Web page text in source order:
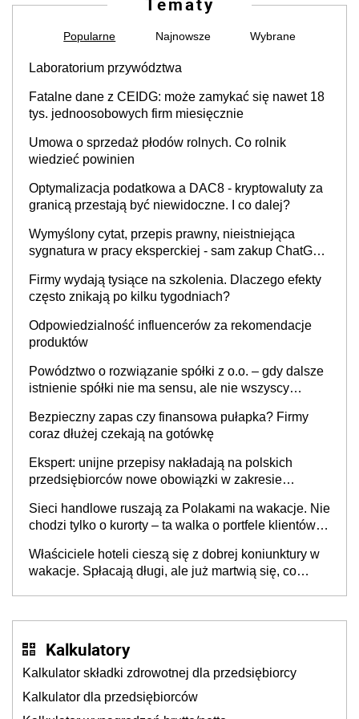
Popularne Najnowsze Wybrane
Laboratorium przywództwa
Fatalne dane z CEIDG: może zamykać się nawet 18
tys. jednoosobowych firm miesięcznie
Umowa o sprzedaż płodów rolnych. Co rolnik
wiedzieć powinien
Optymalizacja podatkowa a DAC8 - kryptowaluty za
granicą przestają być niewidoczne. I co dalej?
Wymyślony cytat, przepis prawny, nieistniejąca
sygnatura w pracy eksperckiej - sam zakup ChatGPT
Firmy wydają tysiące na szkolenia. Dlaczego efekty
często znikają po kilku tygodniach?
Odpowiedzialność influencerów za rekomendacje
produktów
Powództwo o rozwiązanie spółki z o.o. – gdy dalsze
istnienie spółki nie ma sensu, ale nie wszyscy
Bezpieczny zapas czy finansowa pułapka? Firmy
coraz dłużej czekają na gotówkę
Ekspert: unijne przepisy nakładają na polskich
przedsiębiorców nowe obowiązki w zakresie
Sieci handlowe ruszają za Polakami na wakacje. Nie
chodzi tylko o kurorty – ta walka o portfele klientów
cichu
Właściciele hoteli cieszą się z dobrej koniunktury w
wakacje. Spłacają długi, ale już martwią się, co
Kalkulatory
Kalkulator składki zdrowotnej dla przedsiębiorcy
Kalkulator dla przedsiębiorców